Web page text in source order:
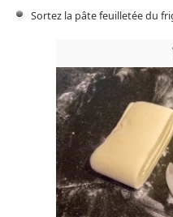
Sortez la pâte feuilletée du